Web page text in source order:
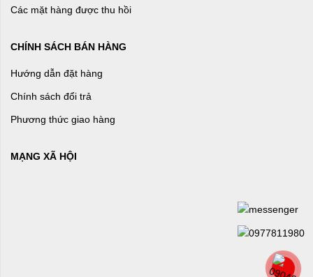
Các mặt hàng được thu hồi
CHÍNH SÁCH BÁN HÀNG
Hướng dẫn đặt hàng
Chính sách đổi trả
Phương thức giao hàng
MẠNG XÃ HỘI